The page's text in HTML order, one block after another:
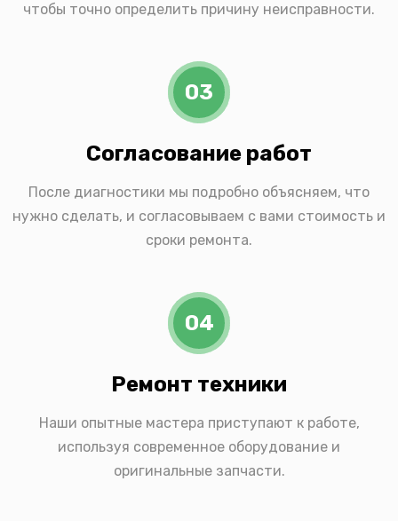
чтобы точно определить причину неисправности.
03
Согласование работ
После диагностики мы подробно объясняем, что
нужно сделать, и согласовываем с вами стоимость и
сроки ремонта.
04
Ремонт техники
Наши опытные мастера приступают к работе,
используя современное оборудование и
оригинальные запчасти.